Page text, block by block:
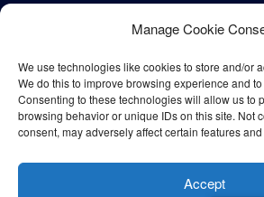
Manage Cookie
We use technologies like cookies to store and/or
We do this to improve browsing experience and
Consenting to these technologies will allow us to
browsing behavior or unique IDs on this site. Not
consent, may adversely affect certain features
Accept
© All rights reserved Bangla Post
|